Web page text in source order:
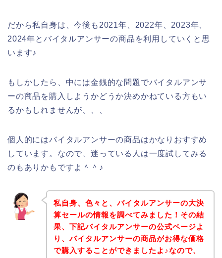
だから私自身は、今後も2021年、2022年、2023年、
2024年とバイタルアンサーの商品を利用していくと思
います♪
もしかしたら、中には金銭的な問題でバイタルアンサ
ーの商品を購入しようかどうか決めかねている方もい
るかもしれませんが、、、
個人的にはバイタルアンサーの商品はかなりおすすめ
しています。なので、迷っている人は一度試してみる
のもありかもですよ＾＾♪
私自身、色々と、バイタルアンサーの大決
算セールの情報を調べてみました！その結
果、下記バイタルアンサーの公式ページよ
り、バイタルアンサーの商品がお得な価格
で購入することができましたよ♪なので、